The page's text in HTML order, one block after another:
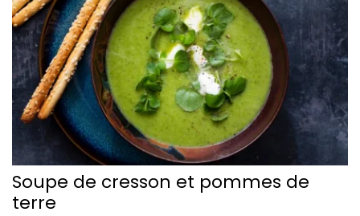
Soupe de cresson et pommes de
terre